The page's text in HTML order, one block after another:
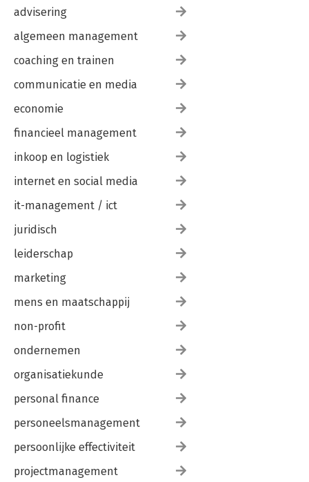
advisering
algemeen management
coaching en trainen
communicatie en media
economie
financieel management
inkoop en logistiek
internet en social media
it-management / ict
juridisch
leiderschap
marketing
mens en maatschappij
non-profit
ondernemen
organisatiekunde
personal finance
personeelsmanagement
persoonlijke effectiviteit
projectmanagement